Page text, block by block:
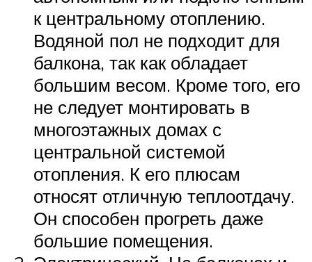
к центральному отоплению.
Водяной пол не подходит для
балкона, так как обладает
большим весом. Кроме того, его
не следует монтировать в
многоэтажных домах с
центральной системой
отопления. К его плюсам
относят отличную теплоотдачу.
Он способен прогреть даже
большие помещения.